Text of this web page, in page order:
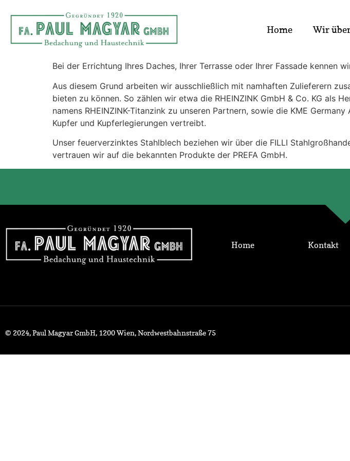
Home Wir
Bei der Errichtung Ihres Daches, Ihrer Terrasse oder Ihrer Fassade kennen
Aus diesem Grund arbeiten wir ausschließlich mit namhaften Zulieferern
bieten zu können. So zählen wir etwa die RHEINZINK GmbH & Co. KG als
namens RHEINZINK-Titanzink zu unseren Partnern, sowie die KME
Kupfer und Kupferlegierungen vertreibt.
Unser feuerverzinktes Stahlblech beziehen wir über die FILLI
vertrauen wir auf die bekannten Produkte der PREFA GmbH.
Home Kontakt
© 2024, Paul Magyar GmbH, 1200 Wien, Nordwestbahnstraße 75